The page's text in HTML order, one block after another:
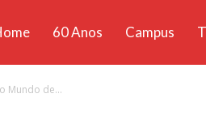
60 Anos Campus
Mundo de...